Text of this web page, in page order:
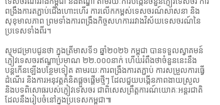
ពង្រឹងការតភ្ជាប់ជើងហោះហើរ ការលើកកម្ពស់ទេសចរណ៍សាសនា និង
សុខុមាលភាព ព្រមទាំងការពង្រឹងកិច្ចសហការរវាងវិស័យទេសចរណ៍នៃ
ប្រទេសទាំងពីរ។
សូមជម្រាបជូនថា ក្នុងត្រីមាសទី១ ឆ្នាំ២០២៦ កម្ពុជា បានទទួលស្វាគមន៍
ភ្ញៀវទេសចរឥណ្ឌាប្រមាណ ២២.០០០នាក់ ហើយរំពឹងថាចំនួននេះនឹង
បន្តកើនឡើងបន្ថែមទៀត តាមរយៈការពង្រឹងការតភ្ជាប់ ការសម្រួលការធ្វើ
ដំណើរ និងការអនុវត្តគំនិតផ្តួចផ្តើមថ្មីៗ ដែលជួយបង្កើនភាពងាយស្រួល
និងបទពិសោធរបស់ភ្ញៀវទេសចរ ជាពិសេសព្រឹត្តការណ៍យោគៈអន្តរជាតិ
ដែលនឹងរៀបចំនៅក្នុងប្រទេសកម្ពុជា៕